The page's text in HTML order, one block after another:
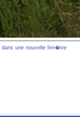
dans une nouvelle fen�tre